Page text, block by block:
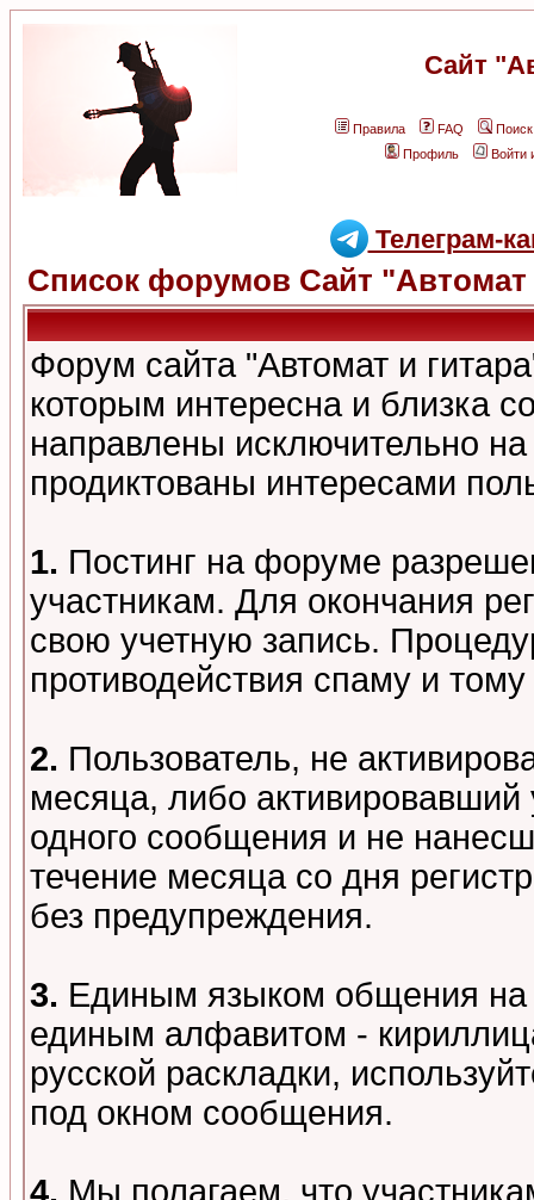
Сайт
Правила FAQ
Поиск
Профиль
Войти
Телеграм-
Список форумов Сайт "Автомат
Форум сайта "Автомат и
которым интересна и близка
направлены исключительно
продиктованы интересами
1. Постинг на форуме
участникам. Для окончания
свою учетную запись.
противодействия спаму и
2. Пользователь, не
месяца, либо
одного сообщения и не
течение месяца со дня
без предупреждения.
3. Единым языком общения на
единым алфавитом -
русской раскладки,
под окном сообщения.
4. Мы полагаем, что